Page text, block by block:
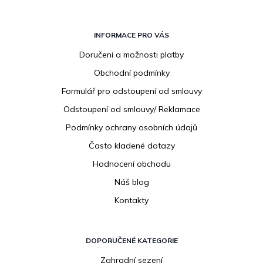
INFORMACE PRO VÁS
Doručení a možnosti platby
Obchodní podmínky
Formulář pro odstoupení od smlouvy
Odstoupení od smlouvy/ Reklamace
Podmínky ochrany osobních údajů
Často kladené dotazy
Hodnocení obchodu
Náš blog
Kontakty
DOPORUČENÉ KATEGORIE
Zahradní sezení